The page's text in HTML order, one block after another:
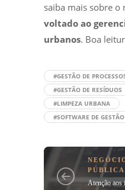
saiba mais sobre o
voltado ao
urbanos. Boa
#GESTÃO DE
#GESTÃO DE RESÍDUOS
#LIMPEZA URBANA
#SOFTWARE DE GESTÃO
PÚBLICA
Atenção aos